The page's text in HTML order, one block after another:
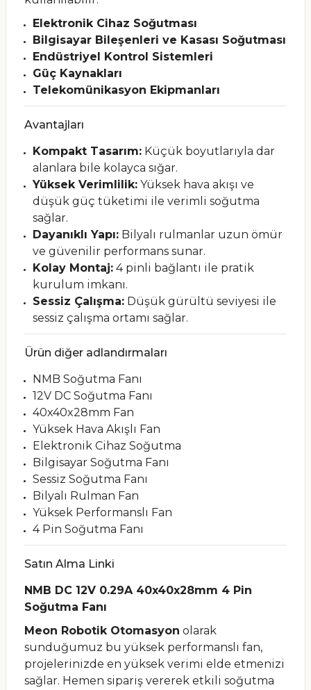
Elektronik Cihaz Soğutması
Bilgisayar Bileşenleri ve Kasası Soğutması
Endüstriyel Kontrol Sistemleri
Güç Kaynakları
Telekomünikasyon Ekipmanları
Avantajları
Kompakt Tasarım: Küçük boyutlarıyla dar
alanlara bile kolayca sığar.
Yüksek Verimlilik: Yüksek hava akışı ve
düşük güç tüketimi ile verimli soğutma
sağlar.
Dayanıklı Yapı: Bilyalı rulmanlar uzun ömür
ve güvenilir performans sunar.
Kolay Montaj: 4 pinli bağlantı ile pratik
kurulum imkanı.
Sessiz Çalışma: Düşük gürültü seviyesi ile
sessiz çalışma ortamı sağlar.
Ürün diğer adlandırmaları
NMB Soğutma Fanı
12V DC Soğutma Fanı
40x40x28mm Fan
Yüksek Hava Akışlı Fan
Elektronik Cihaz Soğutma
Bilgisayar Soğutma Fanı
Sessiz Soğutma Fanı
Bilyalı Rulman Fan
Yüksek Performanslı Fan
4 Pin Soğutma Fanı
Satın Alma Linki
NMB DC 12V 0.29A 40x40x28mm 4 Pin
Soğutma Fanı
Meon Robotik Otomasyon olarak
sunduğumuz bu yüksek performanslı fan,
projelerinizde en yüksek verimi elde etmenizi
sağlar. Hemen sipariş vererek etkili soğutma